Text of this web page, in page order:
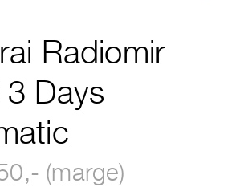
Radiomir
Days
(marge)